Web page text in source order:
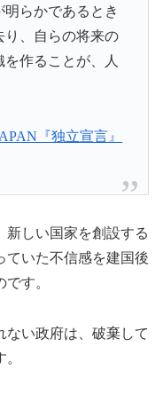
らかであるとき
り、自らの将来の
作ることが、人
『独立宣言』
新しい国家を創設する
ていた不信感を建国後
す。
ない政府は、破棄して